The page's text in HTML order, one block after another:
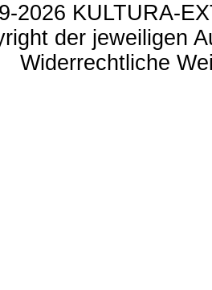
2026 KULTURA-
der jeweiligen
Widerrechtliche